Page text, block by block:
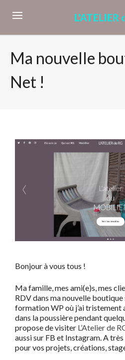
L'ATELIER
Ma nouvelle
Net !
Bonjour à vous tous !
Ma famille, mes ami(e)s, mes
RDV dans ma nouvelle
formation WP où j’ai tristement
dans la poussière pendant
propose de visiter L’Atelier de
aussi sur FB et Instagram. A
pour vos projets, créations,